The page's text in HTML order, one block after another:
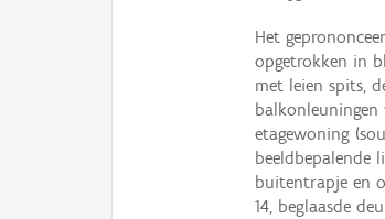
Het
opgetrokken in
met leien spits,
balkonleuningen
etagewoning
beeldbepalende
buitentrapje en
14, beglaasde